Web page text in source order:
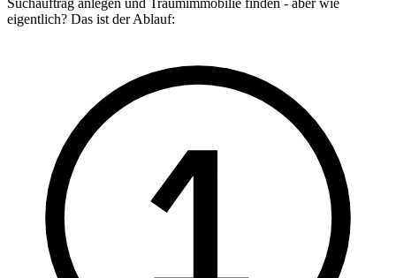
Suchauftrag anlegen und Traumimmobilie finden - aber wie
eigentlich? Das ist der Ablauf: